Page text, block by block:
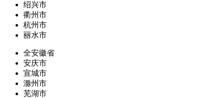
绍兴市
衢州市
杭州市
丽水市
全安徽省
安庆市
宣城市
滁州市
芜湖市